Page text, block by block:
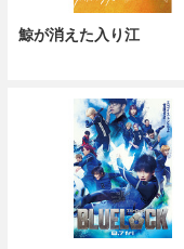
鯨が消えた入り江